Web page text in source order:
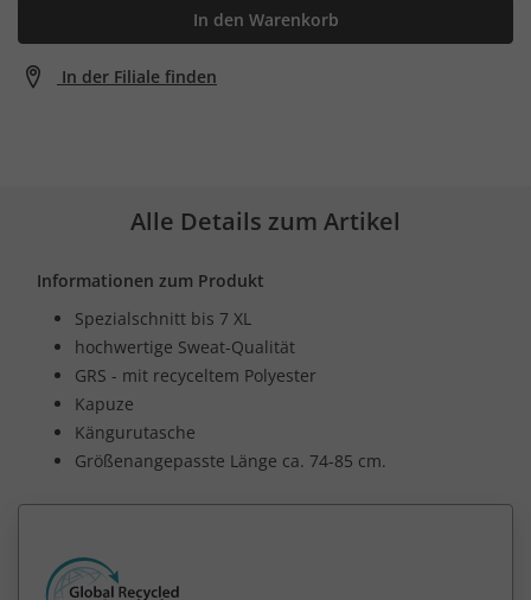
In den Warenkorb
In der Filiale finden
Alle Details zum Artikel
Informationen zum Produkt
Spezialschnitt bis 7 XL
hochwertige Sweat-Qualität
GRS - mit recyceltem Polyester
Kapuze
Kängurutasche
Größenangepasste Länge ca. 74-85 cm.